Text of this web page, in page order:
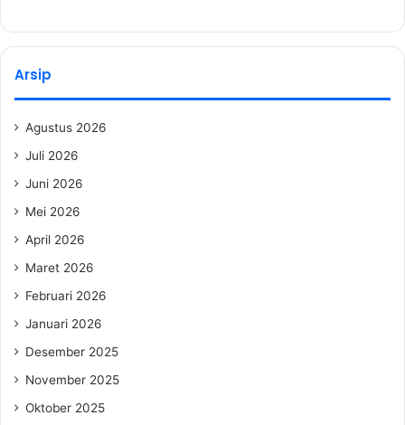
Arsip
Agustus 2026
Juli 2026
Juni 2026
Mei 2026
April 2026
Maret 2026
Februari 2026
Januari 2026
Desember 2025
November 2025
Oktober 2025